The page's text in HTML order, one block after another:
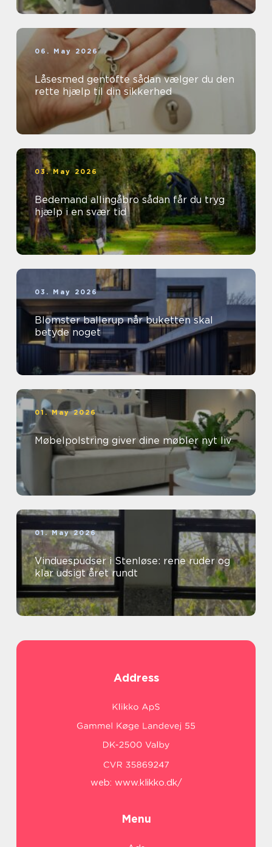
06. May 2026
Låsesmed gentofte sådan vælger du den
rette hjælp til din sikkerhed
03. May 2026
Bedemand allingåbro sådan får du tryg
hjælp i en svær tid
03. May 2026
Blomster ballerup når buketten skal
betyde noget
01. May 2026
Møbelpolstring giver dine møbler nyt liv
01. May 2026
Vinduespudser i Stenløse: rene ruder og
klar udsigt året rundt
Address
web: www.klikko.dk/
Menu